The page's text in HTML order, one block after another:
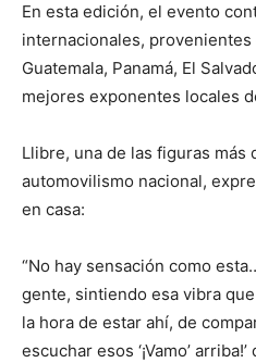
En esta edición, el evento
internacionales, provenientes
Guatemala, Panamá, El
mejores exponentes locales
Llibre, una de las figuras más
automovilismo nacional,
en casa:
“No hay sensación como
gente, sintiendo esa vibra
la hora de estar ahí, de
escuchar esos ‘¡Vamo’